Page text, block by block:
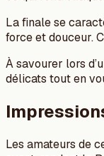
La finale se
force et douceur.
À savourer lors
délicats tout en
Les amateurs de